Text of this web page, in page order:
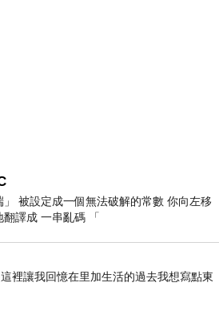
」 被設定成一個無法破解的常數 你向左移
譯成 一串亂碼 「
裡讓我回憶在里加生活的過去我想寫點東